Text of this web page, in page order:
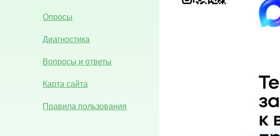
Опросы
Диагностика
Вопросы и ответы
Карта сайта
Правила пользования